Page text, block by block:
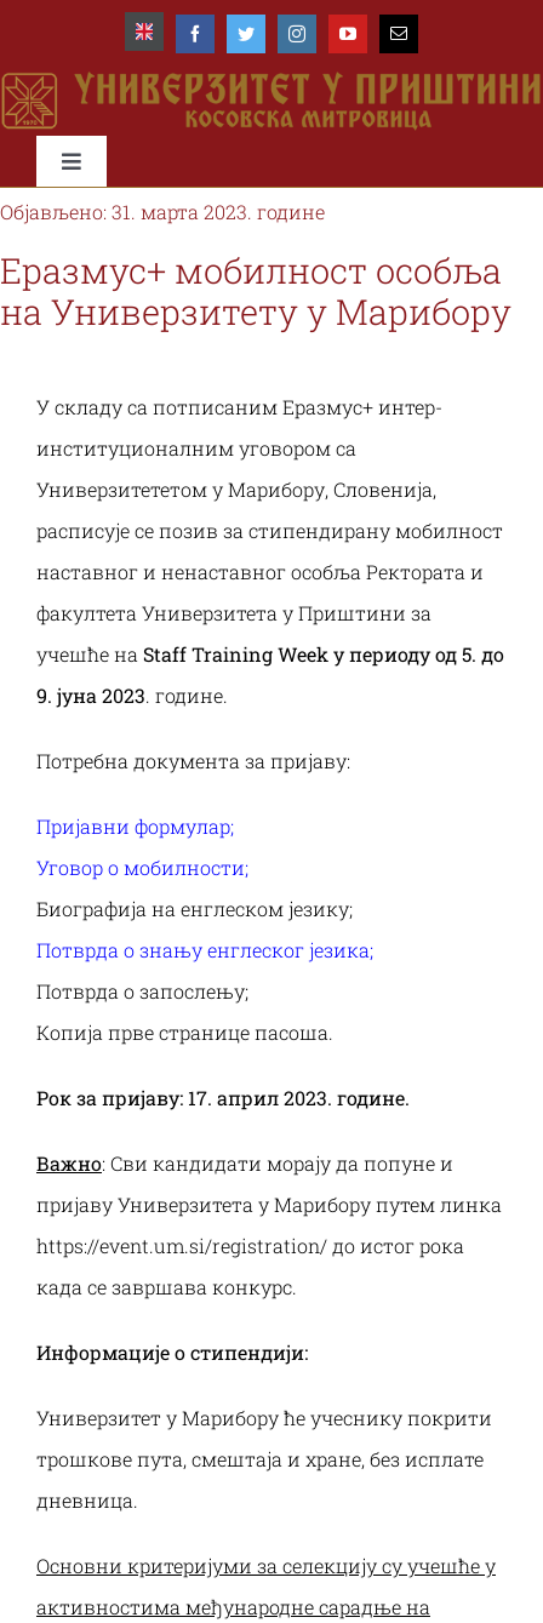
content
Toggle
Navigation
Почетна
Универзитет
Студије и студенти
Наука и пројекти
Међународна сарадња
Алумни
Објављено: 31. марта 2023. године
Еразмус+ мобилност особља
на Универзитету у Марибору
У складу са потписаним Eразмус+ интер-
институционалним уговором са
Универзитететом у Марибору, Словенија,
расписује се позив за стипендирану мобилност
наставног и ненаставног особља Ректората и
факултета Универзитета у Приштини за
учешће на StaffTrainingWeek у периоду од 5. до
9. јуна 2023. године.
Потребна документа за пријаву:
Пријавни формулар;
Уговор o мобилности;
Биографија на енглеском језику;
Потврда о знању енглеског језика;
Потврда о запослењу;
Копија прве странице пасоша.
Рок за пријаву: 17. април 2023. године.
Важно: Сви кандидати морају да попуне и
пријаву Универзитета у Марибору путем линка
https://event.um.si/registration/до истог рока
када се завршава конкурс.
Информације о стипендији:
Универзитет у Марибору ће учеснику покрити
трошкове пута, смештаја и хране, без исплате
дневница.
Основни критеријуми за селекцију су учешће у
активностима међународне сарадње на